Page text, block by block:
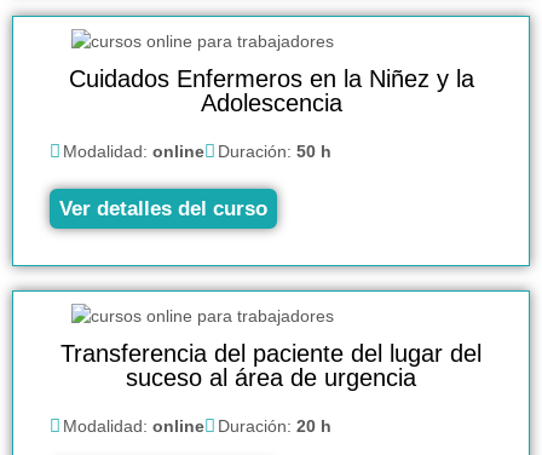
Cuidados Enfermeros en la Niñez y la
Adolescencia
Modalidad: online Duración: 50 h
Ver detalles del curso
Transferencia del paciente del lugar del
suceso al área de urgencia
Modalidad: online Duración: 20 h